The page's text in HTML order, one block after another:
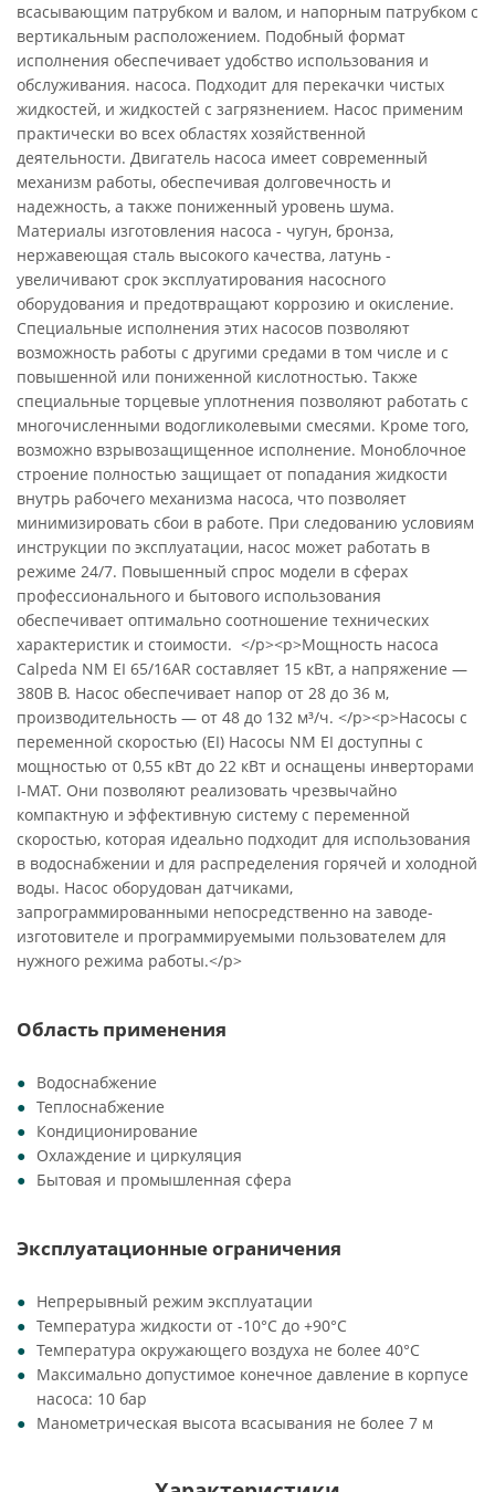
всасывающим патрубком и валом, и напорным патрубком с
вертикальным расположением. Подобный формат
исполнения обеспечивает удобство использования и
обслуживания. насоса. Подходит для перекачки чистых
жидкостей, и жидкостей с загрязнением. Насос применим
практически во всех областях хозяйственной
деятельности. Двигатель насоса имеет современный
механизм работы, обеспечивая долговечность и
надежность, а также пониженный уровень шума.
Материалы изготовления насоса - чугун, бронза,
нержавеющая сталь высокого качества, латунь -
увеличивают срок эксплуатирования насосного
оборудования и предотвращают коррозию и окисление.
Специальные исполнения этих насосов позволяют
возможность работы с другими средами в том числе и с
повышенной или пониженной кислотностью. Также
специальные торцевые уплотнения позволяют работать с
многочисленными водогликолевыми смесями. Кроме того,
возможно взрывозащищенное исполнение. Моноблочное
строение полностью защищает от попадания жидкости
внутрь рабочего механизма насоса, что позволяет
минимизировать сбои в работе. При следованию условиям
инструкции по эксплуатации, насос может работать в
режиме 24/7. Повышенный спрос модели в сферах
профессионального и бытового использования
обеспечивает оптимально соотношение технических
характеристик и стоимости. </p><p>Мощность насоса
Calpeda NM EI 65/16AR составляет 15 кВт, а напряжение —
380В В. Насос обеспечивает напор от 28 до 36 м,
производительность — от 48 до 132 м³/ч. </p><p>Насосы с
переменной скоростью (EI) Насосы NM EI доступны с
мощностью от 0,55 кВт до 22 кВт и оснащены инверторами
I-MAT. Они позволяют реализовать чрезвычайно
компактную и эффективную систему с переменной
скоростью, которая идеально подходит для использования
в водоснабжении и для распределения горячей и холодной
воды. Насос оборудован датчиками,
запрограммированными непосредственно на заводе-
изготовителе и программируемыми пользователем для
нужного режима работы.</p>
Область применения
Водоснабжение
Теплоснабжение
Кондиционирование
Охлаждение и циркуляция
Бытовая и промышленная сфера
Эксплуатационные ограничения
Непрерывный режим эксплуатации
Температура жидкости от -10°C до +90°C
Температура окружающего воздуха не более 40°C
Максимально допустимое конечное давление в корпусе
насоса: 10 бар
Манометрическая высота всасывания не более 7 м